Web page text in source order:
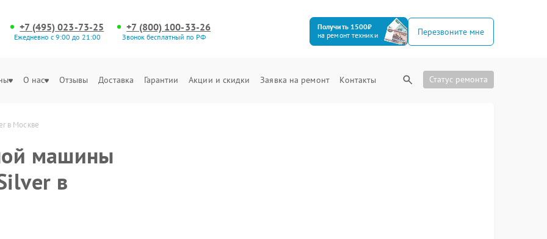
+7 (495) 023-73-25
Ежедневно с 9:00 до 21:00
+7 (800) 100-33-26
Звонок бесплатный по РФ
Получить 1500₽
на ремонт техники
Перезвоните мне
О нас Отзывы Доставка Гарантии Акции и скидки Заявка на ремонт Контакты Статус ремонта
в Москве
машины
в